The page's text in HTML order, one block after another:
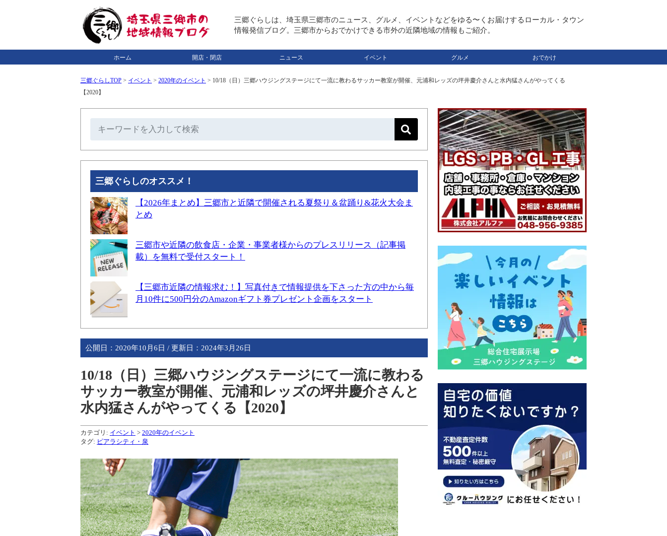
三郷ぐらしは、埼玉県三郷市のニュース、グルメ、イベントなどをゆる〜くお届けするローカル・タウン
情報発信ブログ。三郷市からおでかけできる市外の近隣地域の情報もご紹介。
ホーム 開店・閉店 ニュース イベント グルメ おでかけ
三郷ぐらしTOP > イベント > 2020年のイベント > 10/18（日）三郷ハウジングステージにて一流に教わるサッカー教室が開催、元浦和レッズの坪井慶介さんと水内猛さんがやってくる
【2020】
三郷ぐらしのオススメ！
【2026年まとめ】三郷市と近隣で開催される夏祭り＆盆踊り&花火大会ま
とめ
三郷市や近隣の飲食店・企業・事業者様からのプレスリリース（記事掲
載）を無料で受付スタート！
【三郷市近隣の情報求む！】写真付きで情報提供を下さった方の中から毎
月10件に500円分のAmazonギフト券プレゼント企画をスタート
公開日： 2020年10月6日 / 更新日： 2024年3月26日
10/18（日）三郷ハウジングステージにて一流に教わる
サッカー教室が開催、元浦和レッズの坪井慶介さんと
水内猛さんがやってくる【2020】
カテゴリ: イベント > 2020年のイベント
タグ: ピアラシティ・泉